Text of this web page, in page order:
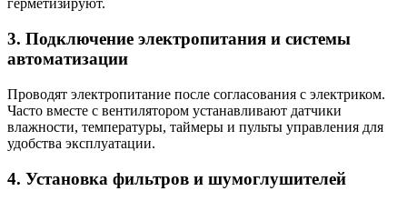
герметизируют.
3. Подключение электропитания и системы
автоматизации
Проводят электропитание после согласования с электриком.
Часто вместе с вентилятором устанавливают датчики
влажности, температуры, таймеры и пульты управления для
удобства эксплуатации.
4. Установка фильтров и шумоглушителей